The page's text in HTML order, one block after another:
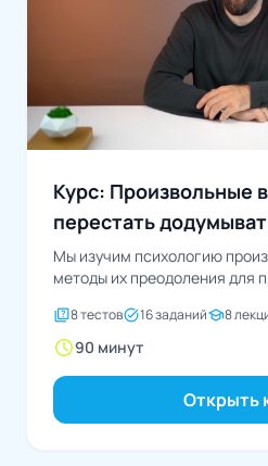
Курс: Произвольные
перестать
действовать
Мы изучим психологию
методы их преодоления для
quiz8 тестовtask_alt16 заданийschool8
schedule90 минут
Открыть